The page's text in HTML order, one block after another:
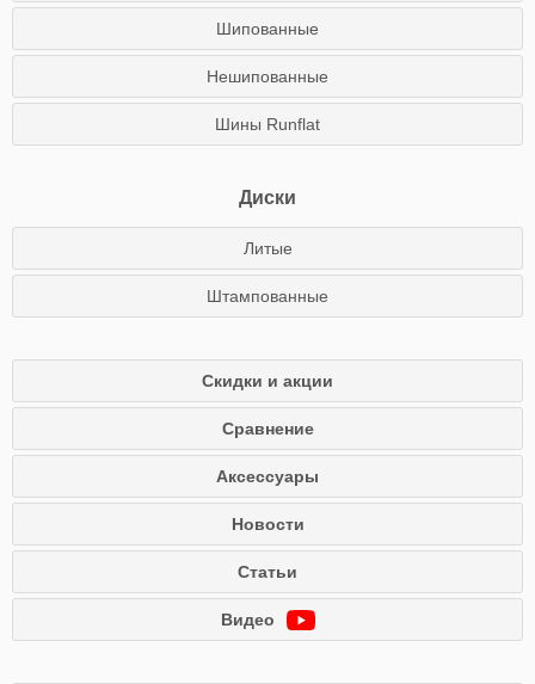
Шипованные
Нешипованные
Шины Runflat
Диски
Литые
Штампованные
Скидки и акции
Сравнение
Аксессуары
Новости
Статьи
Видео